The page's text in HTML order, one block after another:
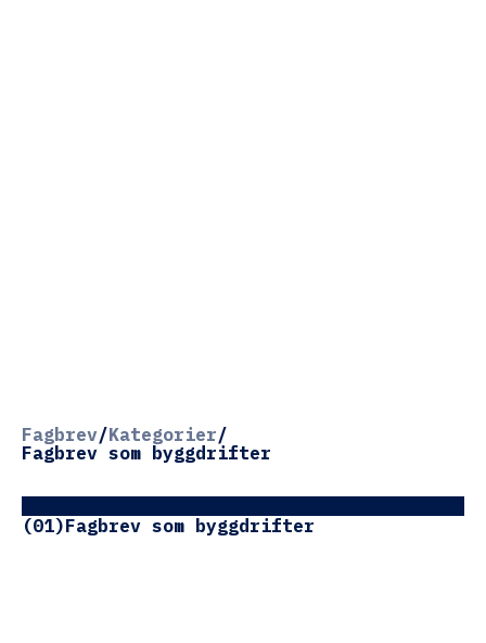
Fagbrev/Kategorier/
Fagbrev som byggdrifter
(01)Fagbrev som byggdrifter